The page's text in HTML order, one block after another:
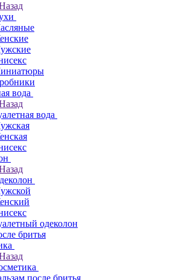
вода
вода
одеколон
бритья
после бритья